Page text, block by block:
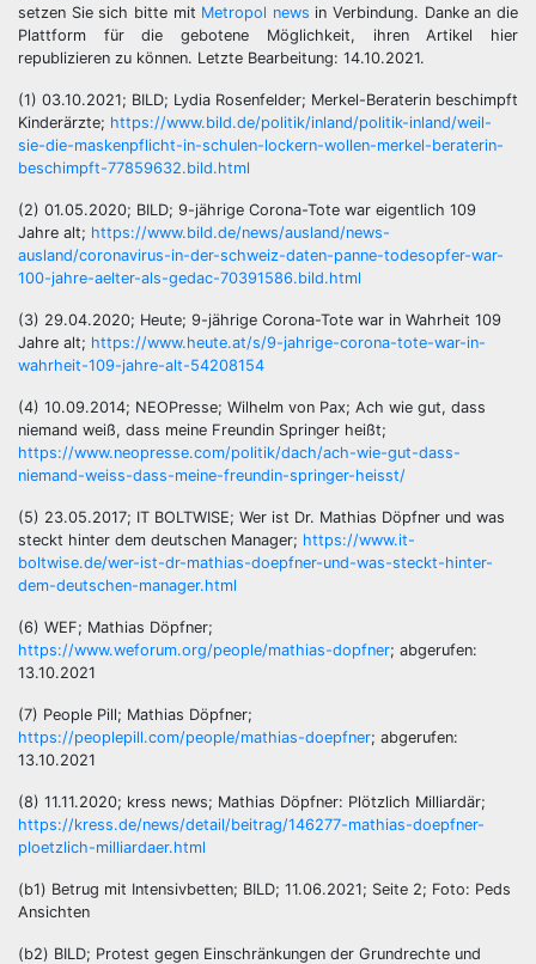
setzen Sie sich bitte mit Metropol news in Verbindung. Danke an die
Plattform für die gebotene Möglichkeit, ihren Artikel hier
republizieren zu können. Letzte Bearbeitung: 14.10.2021.
(1) 03.10.2021; BILD; Lydia Rosenfelder; Merkel-Beraterin beschimpft
Kinderärzte; https://www.bild.de/politik/inland/politik-inland/weil-
sie-die-maskenpflicht-in-schulen-lockern-wollen-merkel-beraterin-
beschimpft-77859632.bild.html
(2) 01.05.2020; BILD; 9-jährige Corona-Tote war eigentlich 109
Jahre alt; https://www.bild.de/news/ausland/news-
ausland/coronavirus-in-der-schweiz-daten-panne-todesopfer-war-
100-jahre-aelter-als-gedac-70391586.bild.html
(3) 29.04.2020; Heute; 9-jährige Corona-Tote war in Wahrheit 109
Jahre alt; https://www.heute.at/s/9-jahrige-corona-tote-war-in-
wahrheit-109-jahre-alt-54208154
(4) 10.09.2014; NEOPresse; Wilhelm von Pax; Ach wie gut, dass
niemand weiß, dass meine Freundin Springer heißt;
https://www.neopresse.com/politik/dach/ach-wie-gut-dass-
niemand-weiss-dass-meine-freundin-springer-heisst/
(5) 23.05.2017; IT BOLTWISE; Wer ist Dr. Mathias Döpfner und was
steckt hinter dem deutschen Manager; https://www.it-
boltwise.de/wer-ist-dr-mathias-doepfner-und-was-steckt-hinter-
dem-deutschen-manager.html
(6) WEF; Mathias Döpfner;
https://www.weforum.org/people/mathias-dopfner; abgerufen:
13.10.2021
(7) People Pill; Mathias Döpfner;
https://peoplepill.com/people/mathias-doepfner; abgerufen:
13.10.2021
(8) 11.11.2020; kress news; Mathias Döpfner: Plötzlich Milliardär;
https://kress.de/news/detail/beitrag/146277-mathias-doepfner-
ploetzlich-milliardaer.html
(b1) Betrug mit Intensivbetten; BILD; 11.06.2021; Seite 2; Foto: Peds
Ansichten
(b2) BILD; Protest gegen Einschränkungen der Grundrechte und